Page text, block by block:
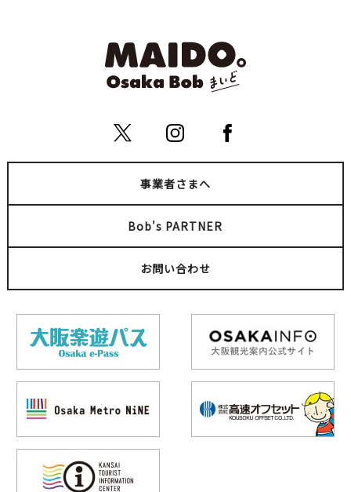
事業者さまへ
Bob's PARTNER
お問い合わせ